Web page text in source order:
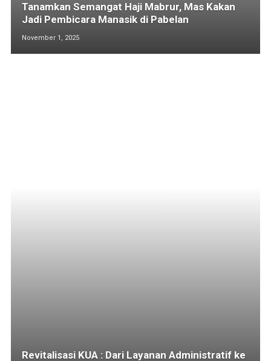
Tanamkan Semangat Haji Mabrur, Mas Kakan
Jadi Pembicara Manasik di Pabelan
November 1, 2025
Revitalisasi KUA : Dari Layanan Administratif ke